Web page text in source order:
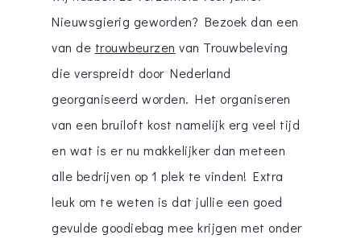
Nieuwsgierig geworden? Bezoek dan een
van de trouwbeurzen van Trouwbeleving
die verspreidt door Nederland
georganiseerd worden. Het organiseren
van een bruiloft kost namelijk erg veel tijd
en wat is er nu makkelijker dan meteen
alle bedrijven op 1 plek te vinden! Extra
leuk om te weten is dat jullie een goed
gevulde goodiebag mee krijgen met onder